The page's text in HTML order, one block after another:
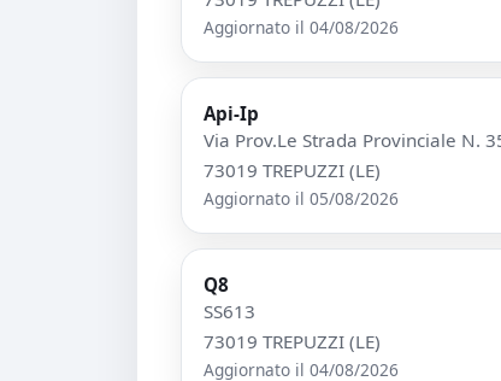
Aggiornato il 04/08/2026
Api-Ip
Via Prov.Le Strada Provinciale N.
73019 TREPUZZI (LE)
Aggiornato il 05/08/2026
Q8
SS613
73019 TREPUZZI (LE)
Aggiornato il 04/08/2026